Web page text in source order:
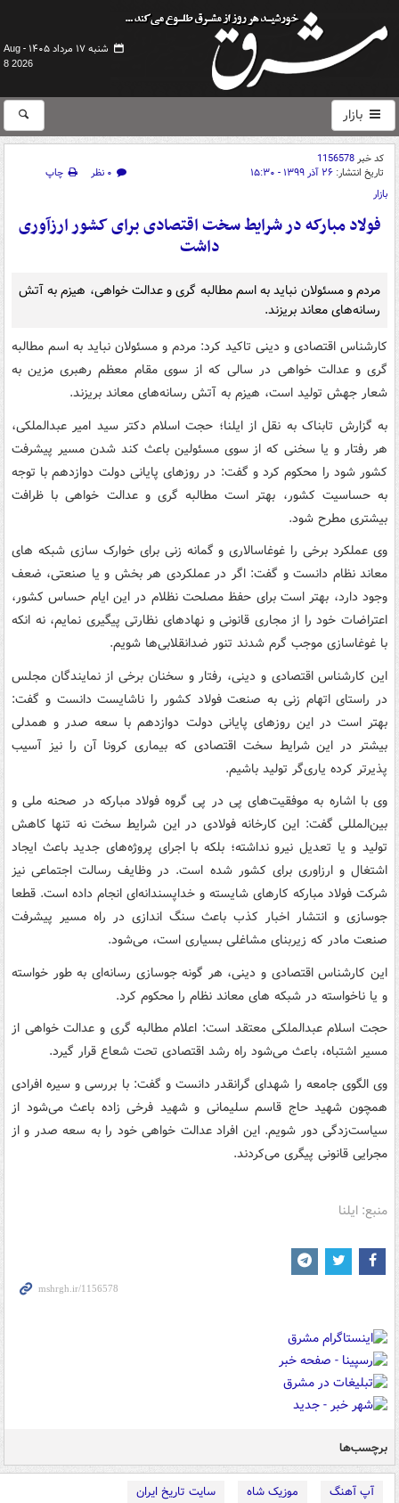
شنبه ۱۷ مرداد ۱۴۰۵ -
Aug
8 2026
بازار
کد خبر1156578
تاریخ انتشار: ۲۶ آذر ۱۳۹۹ - ۱۵:۳۰ ۰ نظر
چاپ
بازار
فولاد مبارکه در شرایط سخت اقتصادی برای کشور ارزآوری
داشت
مردم و مسئولان نباید به اسم مطالبه گری و عدالت خواهی، هیزم به آتش
رسانه‌های معاند بریزند.
کارشناس اقتصادی و دینی تاکید کرد: مردم و مسئولان نباید به اسم مطالبه
گری و عدالت خواهی در سالی که از سوی مقام معظم رهبری مزین به
شعار جهش تولید است، هیزم به آتش رسانه‌های معاند بریزند.
به گزارش تابناک به نقل از ایلنا؛ حجت اسلام دکتر سید امیر عبدالملکی،‌
هر رفتار و یا سخنی که از سوی مسئولین باعث کند شدن مسیر پیشرفت
کشور شود را محکوم کرد و گفت: در روزهای پایانی دولت دوازدهم با توجه
به حساسیت کشور، بهتر است مطالبه گری و عدالت خواهی با ظرافت
بیشتری مطرح شود.
وی عملکرد برخی را غوغاسالاری و گمانه زنی برای خوارک سازی شبکه های
معاند نظام دانست و گفت: اگر در عملکردی هر بخش و یا صنعتی، ضعف
وجود دارد، بهتر است برای حفظ مصلحت نظلام در این ایام حساس کشور،
اعتراضات خود را از مجاری قانونی و نهادهای نظارتی پیگیری نمایم، نه انکه
با غوغاسازی موجب گرم شدند تنور ضدانقلابی‌ها شویم.
این کارشناس اقتصادی و دینی، رفتار و سخنان برخی از نمایندگان مجلس
در راستای اتهام زنی به صنعت فولاد کشور را ناشایست دانست و گفت:
بهتر است در این روزهای پایانی دولت دوازدهم با سعه صدر و همدلی
بیشتر در این شرایط سخت اقتصادی که بیماری کرونا آن را نیز آسیب
پذیرتر کرده یاری‌گر تولید باشیم.
وی با اشاره به موفقیت‌های پی در پی گروه فولاد مبارکه در صحنه ملی و
بین‌المللی گفت: این کارخانه فولادی در این شرایط سخت نه تنها کاهش
تولید و یا تعدیل نیرو نداشته؛ بلکه با اجرای پروژه‌های جدید باعث ایجاد
اشتغال و ارزاوری برای کشور شده است. در وظایف رسالت اجتماعی نیز
شرکت فولاد مبارکه کارهای شایسته و خداپسندانه‌ای انجام داده است. قطعا
جوسازی و انتشار اخبار کذب باعث سنگ اندازی در راه مسیر پیشرفت
صنعت مادر که زیربنای مشاغلی بسیاری است،‌ می‌شود.
این کارشناس اقتصادی و دینی، هر گونه جوسازی رسانه‌ای به طور خواسته
و یا ناخواسته در شبکه های معاند نظام را محکوم کرد.
حجت اسلام عبدالملکی معتقد است: اعلام مطالبه گری و عدالت خواهی از
مسیر اشتباه، باعث می‌شود راه رشد اقتصادی تحت شعاع قرار گیرد.
وی الگوی جامعه را شهدای گرانقدر دانست و گفت: با بررسی و سیره افرادی
همچون شهید حاج قاسم سلیمانی و شهید فرخی زاده باعث می‌شود از
سیاست‌زدگی دور شویم. این افراد عدالت خواهی خود را به سعه صدر و از
مجرایی قانونی پیگری می‌کردند.
منبع: ایلنا
برچسب‌ها
آپ آهنگ موزیک شاه
سایت تاریخ ایران